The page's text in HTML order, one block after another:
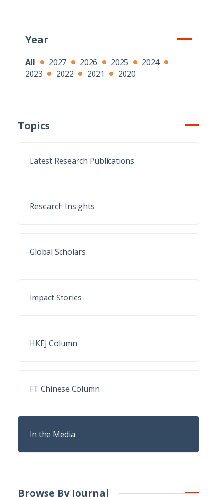
Year
All 2027 2026 2025
2024
2023
2022 2021 2020
Topics
Latest Research Publications
Research Insights
Global Scholars
Impact Stories
HKEJ Column
FT Chinese Column
In the Media
Browse By Journal